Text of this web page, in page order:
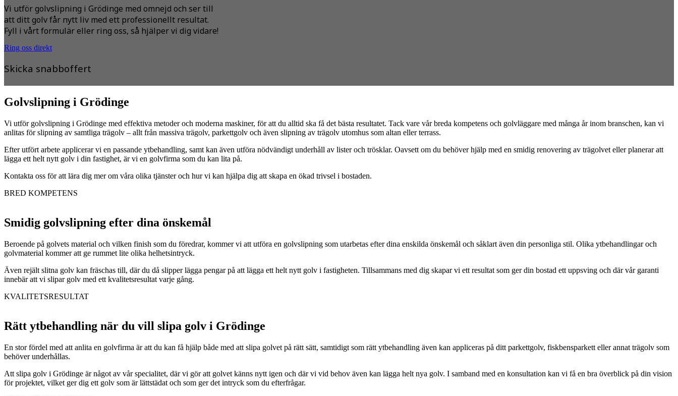
Vi utför golvslipning i Grödinge med omnejd och ser till
att ditt golv får nytt liv med ett professionellt resultat.
Fyll i vårt formulär eller ring oss, så hjälper vi dig vidare!
Ring oss direkt
Skicka snabboffert
Golvslipning i Grödinge
Vi utför golvslipning i Grödinge med effektiva metoder och moderna maskiner, för att du alltid ska få det bästa resultatet. Tack vare vår breda kompetens och golvläggare med många år inom branschen, kan vi
anlitas för slipning av samtliga trägolv – allt från massiva trägolv, parkettgolv och även slipning av trägolv utomhus som altan eller terrass.
Efter utfört arbete applicerar vi en passande ytbehandling, samt kan även utföra nödvändigt underhåll av lister och trösklar. Oavsett om du behöver hjälp med en smidig renovering av trägolvet eller planerar att
lägga ett helt nytt golv i din fastighet, är vi en golvfirma som du kan lita på.
Kontakta oss för att lära dig mer om våra olika tjänster och hur vi kan hjälpa dig att skapa en ökad trivsel i bostaden.
BRED KOMPETENS
Smidig golvslipning efter dina önskemål
Beroende på golvets material och vilken finish som du föredrar, kommer vi att utföra en golvslipning som utarbetas efter dina enskilda önskemål och såklart även din personliga stil. Olika ytbehandlingar och
golvmaterial kommer att ge rummet lite olika helhetsintryck.
Även rejält slitna golv kan fräschas till, där du då slipper lägga pengar på att lägga ett helt nytt golv i fastigheten. Tillsammans med dig skapar vi ett resultat som ger din bostad ett uppsving och där vår garanti
innebär att vi slipar golv med ett kvalitetsresultat varje gång.
KVALITETSRESULTAT
Rätt ytbehandling när du vill slipa golv i Grödinge
En stor fördel med att anlita en golvfirma är att du kan få hjälp både med att slipa golvet på rätt sätt, samtidigt som rätt ytbehandling även kan appliceras på ditt parkettgolv, fiskbensparkett eller annat trägolv som
behöver underhållas.
Att slipa golv i Grödinge är något av vår specialitet, där vi gör att golvet känns nytt igen och där vi vid behov även kan lägga helt nya golv. I samband med en konsultation kan vi få en bra överblick på din vision
för projektet, vilket ger dig ett golv som är lättstädat och som ger det intryck som du efterfrågar.